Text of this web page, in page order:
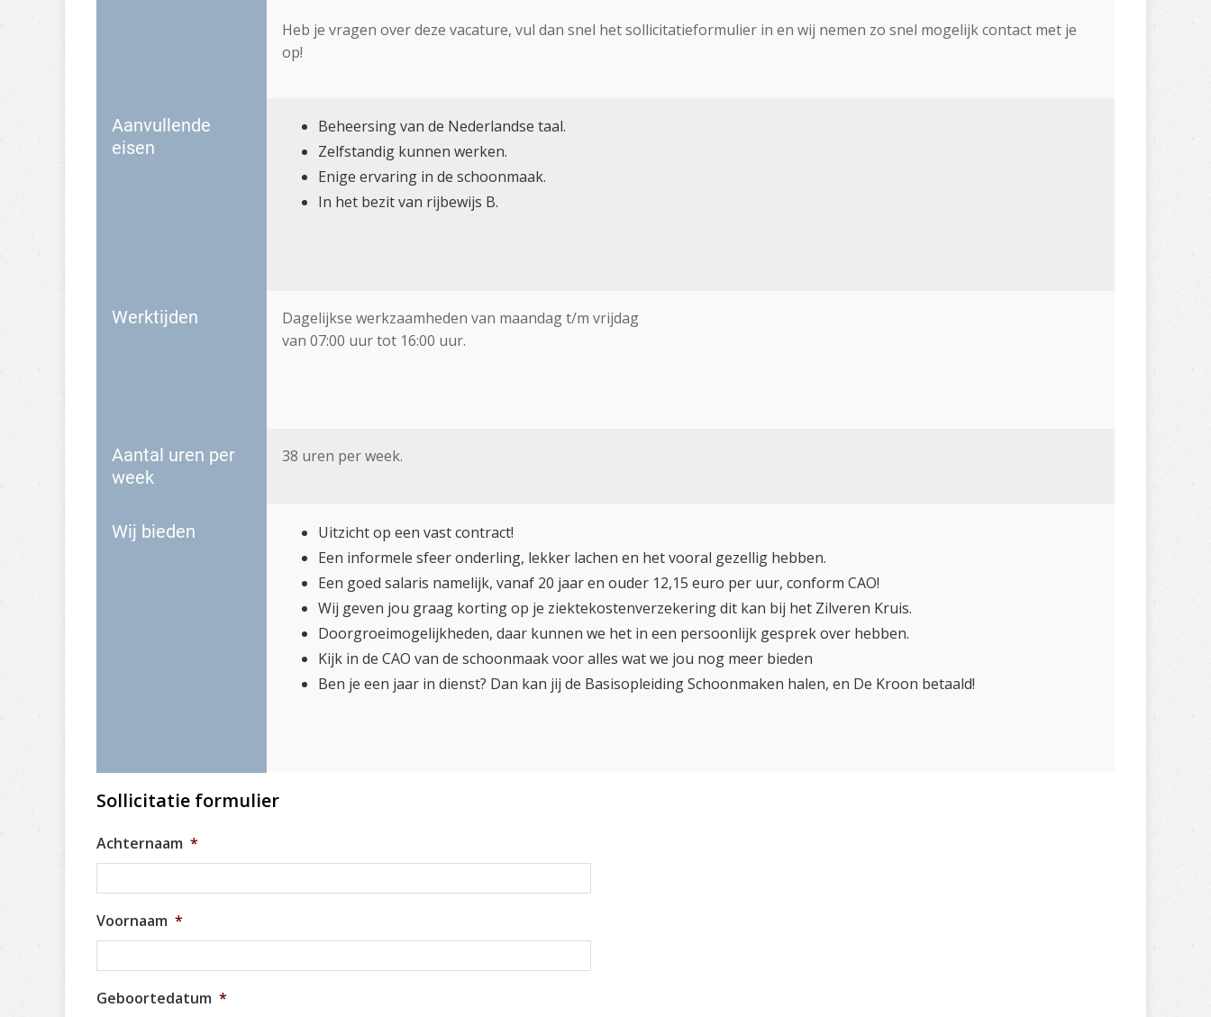
Heb je vragen over deze vacature, vul dan snel het sollicitatieformulier in en wij nemen zo snel mogelijk contact met je
op!
Aanvullende
eisen
Beheersing van de Nederlandse taal.
Zelfstandig kunnen werken.
Enige ervaring in de schoonmaak.
In het bezit van rijbewijs B.
Werktijden
Dagelijkse werkzaamheden van maandag t/m vrijdag
van 07:00 uur tot 16:00 uur.
Aantal uren per
week
38 uren per week.
Wij bieden
Uitzicht op een vast contract!
Een informele sfeer onderling, lekker lachen en het vooral gezellig hebben.
Een goed salaris namelijk, vanaf 20 jaar en ouder 12,15 euro per uur, conform CAO!
Wij geven jou graag korting op je ziektekostenverzekering dit kan bij het Zilveren Kruis.
Doorgroeimogelijkheden, daar kunnen we het in een persoonlijk gesprek over hebben.
Kijk in de CAO van de schoonmaak voor alles wat we jou nog meer bieden
Ben je een jaar in dienst? Dan kan jij de Basisopleiding Schoonmaken halen, en De Kroon betaald!
Sollicitatie formulier
Achternaam *
Voornaam *
Geboortedatum *